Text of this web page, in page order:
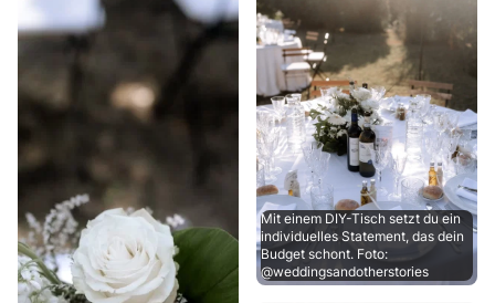
Mit einem DIY-Tisch setzt du ein
individuelles Statement, das dein
Budget schont. Foto:
@weddingsandotherstories